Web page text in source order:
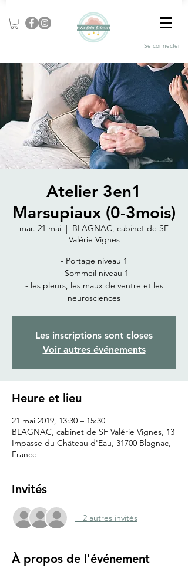
Se connecter
Atelier 3en1
Marsupiaux (0-3mois)
mar. 21 mai
  |
BLAGNAC, cabinet de SF
Valérie Vignes
- Portage niveau 1
- Sommeil niveau 1
- les pleurs, les maux de ventre et les
neurosciences
Les inscriptions sont closes
Voir autres événements
Heure et lieu
21 mai 2019, 13:30 – 15:30
BLAGNAC, cabinet de SF Valérie Vignes, 13
Impasse du Château d'Eau, 31700 Blagnac,
France
Invités
+ 2 autres invités
À propos de l'événement